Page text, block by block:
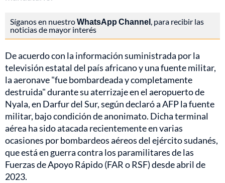
Síganos en nuestroWhatsApp Channel, para recibir las
noticias de mayor interés
De acuerdo con la información suministrada por la
televisión estatal del país africano y una fuente militar,
la aeronave "fue bombardeada y completamente
destruida" durante su aterrizaje en el aeropuerto de
Nyala, en Darfur del Sur, según declaró a AFP la fuente
militar, bajo condición de anonimato. Dicha terminal
aérea ha sido atacada recientemente en varias
ocasiones por bombardeos aéreos del ejército sudanés,
que está en guerra contra los paramilitares de las
Fuerzas de Apoyo Rápido (FAR o RSF) desde abril de
2023.